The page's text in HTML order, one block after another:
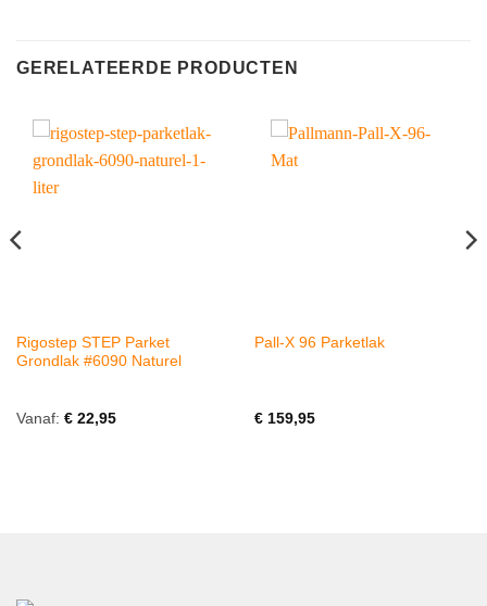
GERELATEERDE PRODUCTEN
Rigostep STEP Parket
Grondlak #6090 Naturel
Vanaf: €22,95
Pall-X 96 Parketlak
€159,95